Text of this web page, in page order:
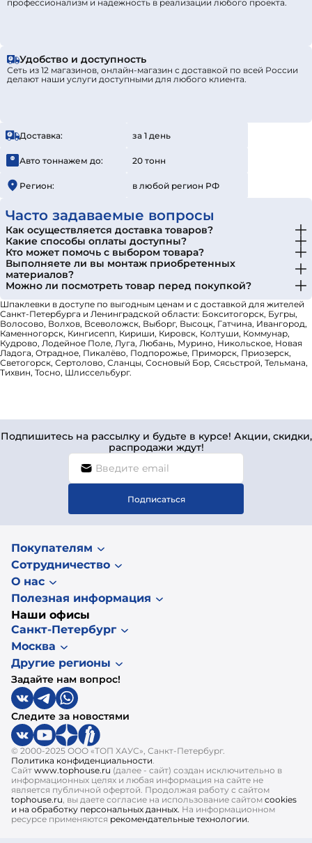
профессионализм и надежность в реализации любого проекта.
Удобство и доступность
Сеть из 12 магазинов, онлайн-магазин с доставкой по всей России
делают наши услуги доступными для любого клиента.
Доставка: за 1 день
Авто тоннажем до: 20 тонн
Регион: в любой регион РФ
Часто задаваемые вопросы
Как осуществляется доставка товаров?
Какие способы оплаты доступны?
Кто может помочь с выбором товара?
Выполняете ли вы монтаж приобретенных
материалов?
Можно ли посмотреть товар перед покупкой?
Шпаклевки в доступе по выгодным ценам и с доставкой для жителей
Санкт-Петербурга и Ленинградской области: Бокситогорск, Бугры,
Волосово, Волхов, Всеволожск, Выборг, Высоцк, Гатчина, Ивангород,
Каменногорск, Кингисепп, Кириши, Кировск, Колтуши, Коммунар,
Кудрово, Лодейное Поле, Луга, Любань, Мурино, Никольское, Новая
Ладога, Отрадное, Пикалёво, Подпорожье, Приморск, Приозерск,
Светогорск, Сертолово, Сланцы, Сосновый Бор, Сясьстрой, Тельмана,
Тихвин, Тосно, Шлиссельбург.
Подпишитесь на рассылку и будьте в курсе! Акции, скидки,
распродажи ждут!
Подписаться
Покупателям
Сотрудничество
О нас
Полезная информация
Наши офисы
Санкт-Петербург
Москва
Другие регионы
Задайте нам вопрос!
Следите за новостями
© 2000-2025 ООО «ТОП ХАУС», Санкт-Петербург.
Политика конфиденциальности.
Сайт www.tophouse.ru (далее - сайт) создан исключительно в
информационных целях и любая информация на сайте не
является публичной офертой. Продолжая работу с сайтом
tophouse.ru, вы даете согласие на использование сайтом cookies
и на обработку персональных данных. На информационном
ресурсе применяются рекомендательные технологии.